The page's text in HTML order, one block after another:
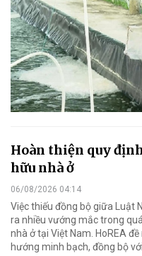
Hoàn thiện quy
hữu nhà ở
06/08/2026 04:14
Việc thiếu đồng bộ giữa Luật
ra nhiều vướng mắc trong
nhà ở tại Việt Nam. HoREA
hướng minh bạch, đồng bộ